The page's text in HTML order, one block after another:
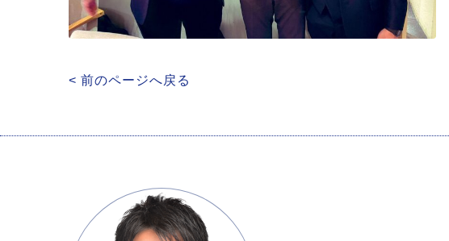
< 前のページへ戻る